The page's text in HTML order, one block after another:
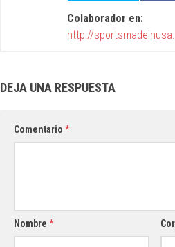
Colaborador en:
http://
DEJA UNA RESPUESTA
Comentario *
Nombre *